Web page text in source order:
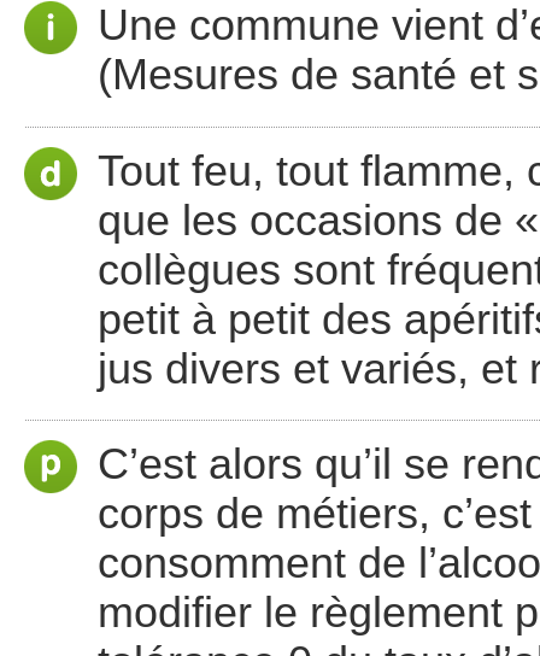
Une commune vient
(Mesures de santé et
Tout feu, tout flamme,
que les occasions de
collègues sont
petit à petit des
jus divers et variés, et
C’est alors qu’il se
corps de métiers,
consomment de
modifier le règlement